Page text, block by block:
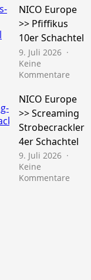
NICO Europe
>> Pfiffikus
10er Schachtel
9. Juli 2026
Keine
Kommentare
10er
NICO Europe
>> Screaming
Strobecrackler
4er Schachtel
9. Juli 2026
Keine
Kommentare